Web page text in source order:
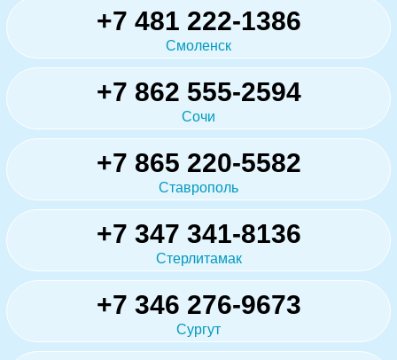
+7 481 222-1386
Смоленск
+7 862 555-2594
Сочи
+7 865 220-5582
Ставрополь
+7 347 341-8136
Стерлитамак
+7 346 276-9673
Сургут